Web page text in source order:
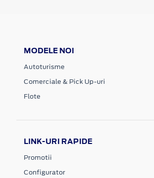
MODELE NOI
Autoturisme
Comerciale & Pick Up-uri
Flote
LINK-URI RAPIDE
Promotii
Configurator